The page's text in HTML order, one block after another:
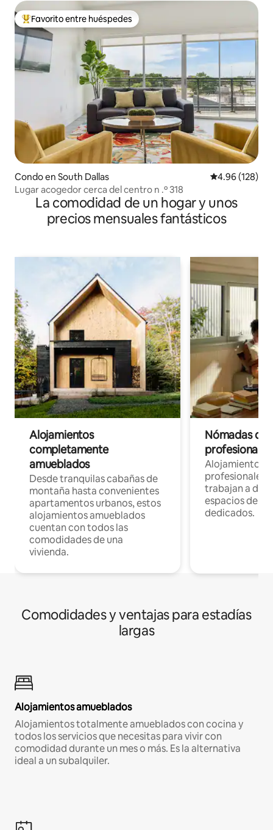
Favorito entre huéspedes preferido
Favorito entre huéspedes
Condo en South Dallas Calificación
4.96 (128)
Lugar acogedor cerca del centro n .º 318
La comodidad de un hogar y unos
precios mensuales fantásticos
Alojamientos
completamente
amueblados
Desde tranquilas cabañas de
montaña hasta convenientes
apartamentos urbanos, estos
alojamientos amueblados
cuentan con todos las
comodidades de una
vivienda.
Nómadas
Alojamientos
profesionales
trabajan a
espacios de
dedicados.
Comodidades y ventajas para estadías
largas
Alojamientos amueblados
Alojamientos totalmente amueblados con cocina y
todos los servicios que necesitas para vivir con
comodidad durante un mes o más. Es la alternativa
ideal a un subalquiler.